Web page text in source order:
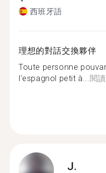
西班牙語
理想的對話交換夥伴
Toute personne
l'espagnol petit à... 閱
J.